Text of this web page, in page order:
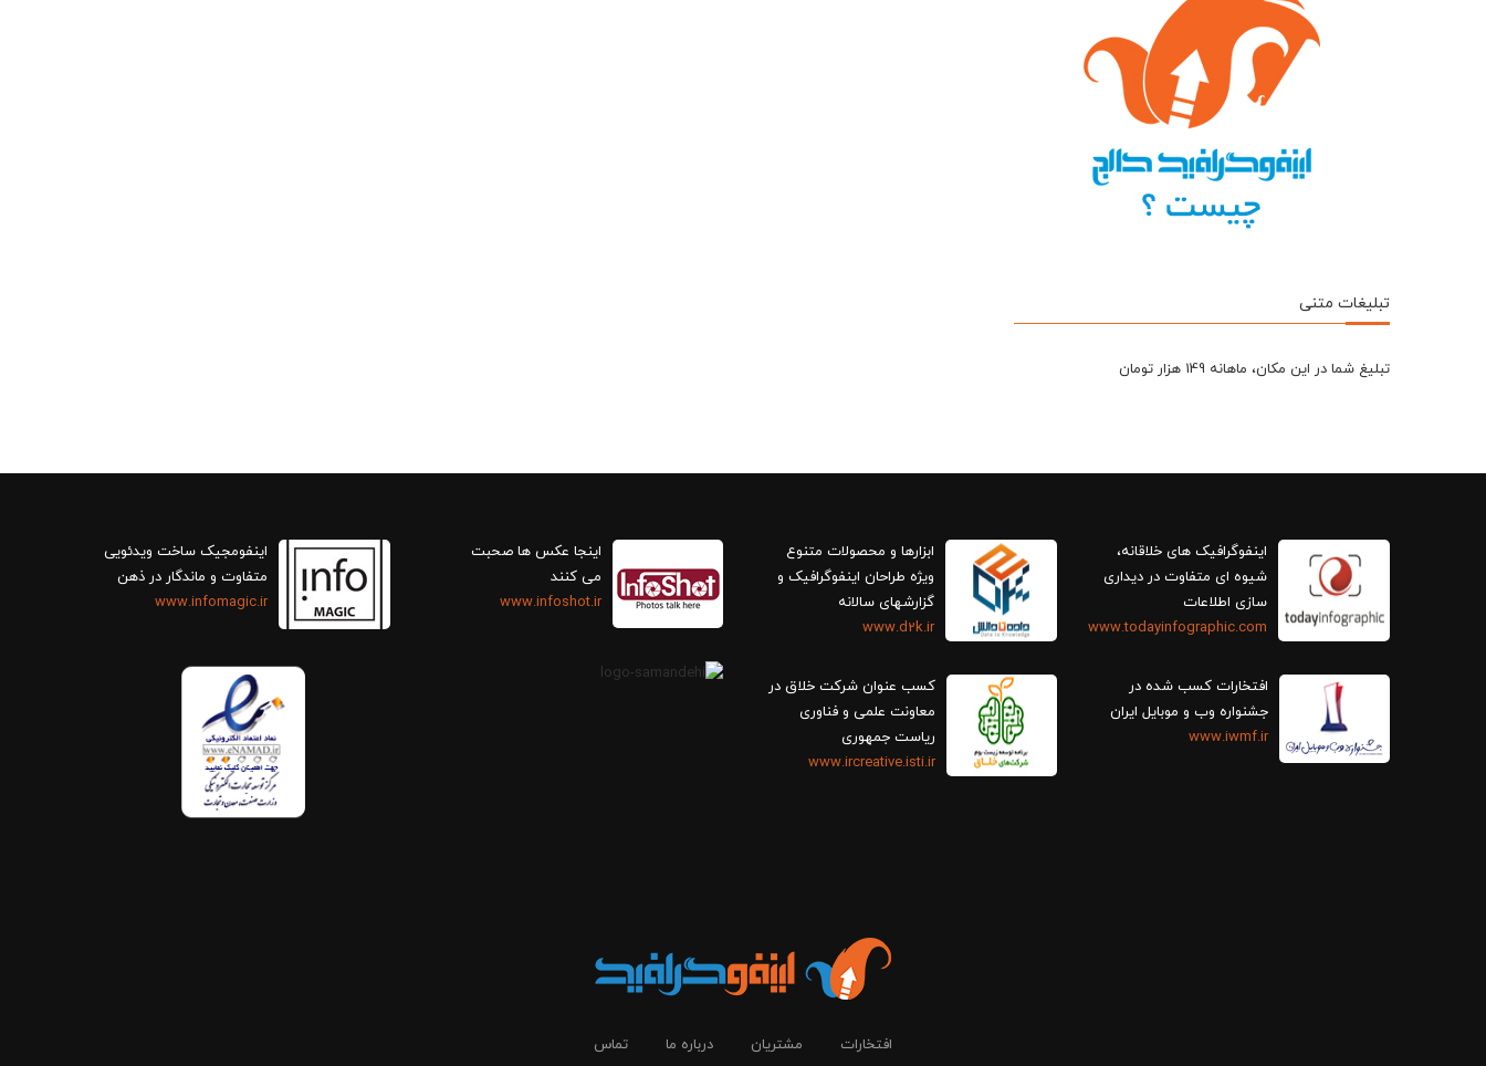
تبلیغات متنی
تبلیغ شما در این مکان، ماهانه 149 هزار تومان
اینفوگرافیک های خلاقانه،
سازی اطلاعات
www.todayinfographic.com
افتخارات کسب شده در
جشنواره وب و موبایل ایران
www.iwmf.ir
ابزارها و محصولات متنوع
ویژه طراحان اینفوگرافیک و
گزارش‎های سالانه
www.d2k.ir
کسب عنوان شرکت خلاق در
معاونت علمی و فناوری
ریاست جمهوری
www.ircreative.isti.ir
اینجا عکس ها صحبت
می کنند
www.infoshot.ir
اینفومجیک ساخت ویدئویی
متفاوت و ماندگار در ذهن
www.infomagic.ir
افتخارات مشتریان درباره ما تماس